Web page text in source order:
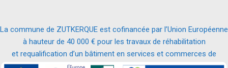
La commune de ZUTKERQUE est cofinancée par l’Union Européenne
à hauteur de 40 000 € pour les travaux de réhabilitation
et requalification d’un bâtiment en services et commerces de
proximité.